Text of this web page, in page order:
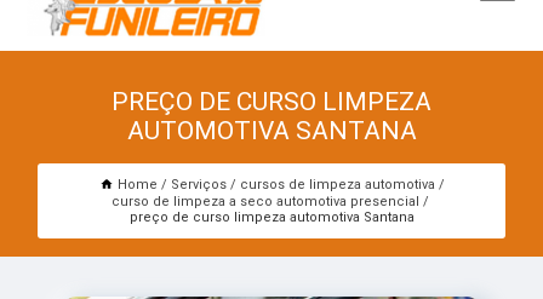
PREÇO DE CURSO LIMPEZA
AUTOMOTIVA SANTANA
Home Serviços
cursos de limpeza automotiva
curso de limpeza a seco automotiva presencial
preço de curso limpeza automotiva Santana